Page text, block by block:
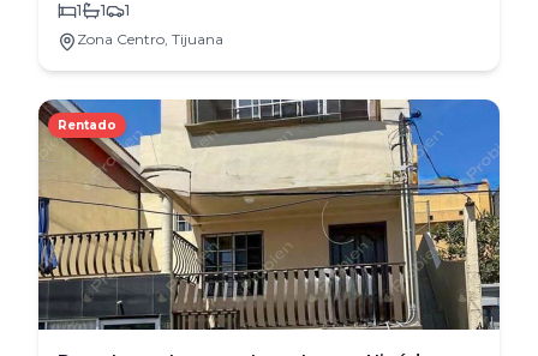
1 1
1
Zona Centro, Tijuana
Rentado